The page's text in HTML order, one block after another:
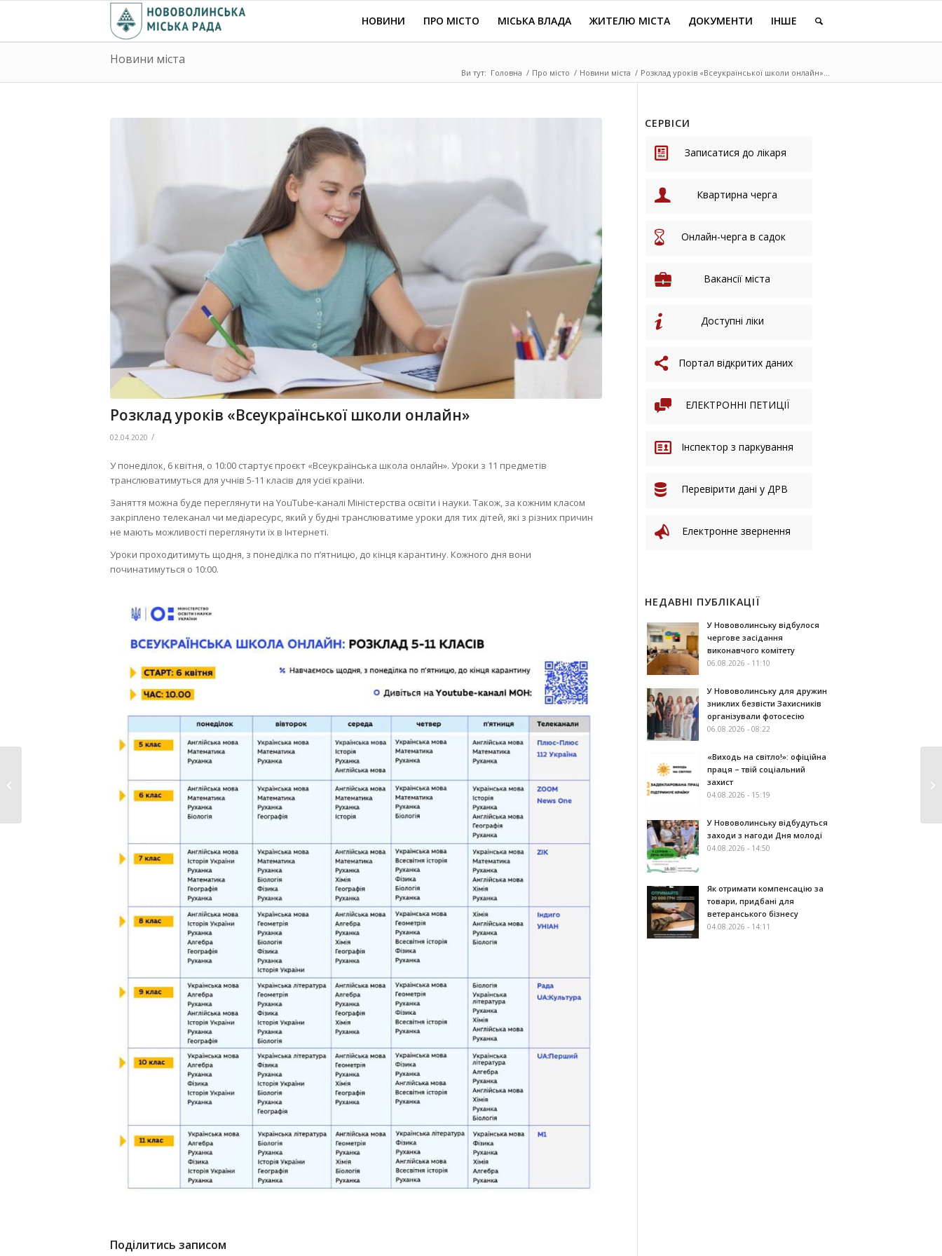
НОВИНИ ПРО МІСТО МІСЬКА ВЛАДА ЖИТЕЛЮ МІСТА ДОКУМЕНТИ ІНШЕ
Новини міста
Ви тут: Головна / Про місто / Новини міста / Розклад уроків «Всеукраїнської школи онлайн»...
Розклад уроків «Всеукраїнської школи онлайн»
02.04.2020 /
У понеділок, 6 квітня, о 10:00 стартує проєкт «Всеукраїнська школа онлайн». Уроки з 11 предметів
транслюватимуться для учнів 5-11 класів для усієї країни.
Заняття можна буде переглянути на YouTube-каналі Міністерства освіти і науки. Також, за кожним класом
закріплено телеканал чи медіаресурс, який у будні транслюватиме уроки для тих дітей, які з різних причин
не мають можливості переглянути їх в Інтернеті.
Уроки проходитимуть щодня, з понеділка по п’ятницю, до кінця карантину. Кожного дня вони
починатимуться о 10:00.
Поділитись записом
СЕРВІСИ
Записатися до лікаря
Квартирна черга
Онлайн-черга в садок
Вакансії міста
Доступні ліки
Портал відкритих даних
ЕЛЕКТРОННІ ПЕТИЦІЇ
Інспектор з паркування
Перевірити дані у ДРВ
Електронне звернення
НЕДАВНІ ПУБЛІКАЦІЇ
У Нововолинську відбулося
чергове засідання
виконавчого комітету
06.08.2026 - 11:10
У Нововолинську для дружин
зниклих безвісти Захисників
організували фотосесію
06.08.2026 - 08:22
«Виходь на світло!»: офіційна
праця – твій соціальний
захист
04.08.2026 - 15:19
У Нововолинську відбудуться
заходи з нагоди Дня молоді
04.08.2026 - 14:50
Як отримати компенсацію за
товари, придбані для
ветеранського бізнесу
04.08.2026 - 14:11